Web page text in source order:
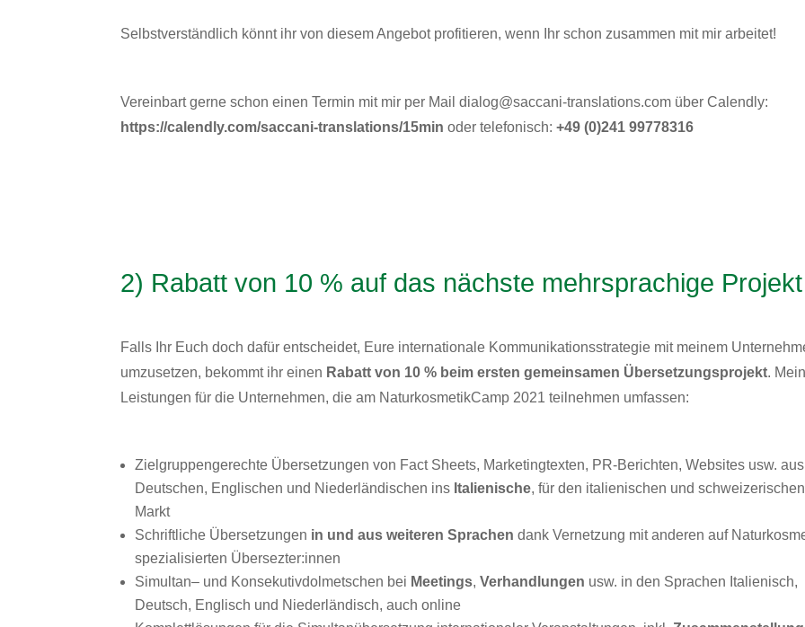
Selbstverständlich könnt ihr von diesem Angebot profitieren, wenn Ihr schon zusammen mit mir arbeitet!
Vereinbart gerne schon einen Termin mit mir per Mail dialog@saccani-translations.com über Calendly:
https://calendly.com/saccani-translations/15min oder telefonisch:+49 (0)241 99778316
2) Rabatt von 10 % auf das nächste mehrsprachige Projekt
Falls Ihr Euch doch dafür entscheidet, Eure internationale Kommunikationsstrategie mit meinem
umzusetzen, bekommt ihr einen Rabatt von 10 % beim ersten gemeinsamen Übersetzungsprojekt.
Leistungen für die Unternehmen, die am NaturkosmetikCamp 2021 teilnehmen umfassen:
Zielgruppengerechte Übersetzungen von Fact Sheets, Marketingtexten, PR-Berichten, Websites usw.
Deutschen, Englischen und Niederländischen ins Italienische, für den italienischen und schweizerischen
Markt
Schriftliche Übersetzungen in und aus weiteren Sprachen dank Vernetzung mit anderen auf
spezialisierten Übersezter:innen
Simultan– und Konsekutivdolmetschen bei Meetings,Verhandlungen usw. in den Sprachen Italienisch,
Deutsch, Englisch und Niederländisch, auch online